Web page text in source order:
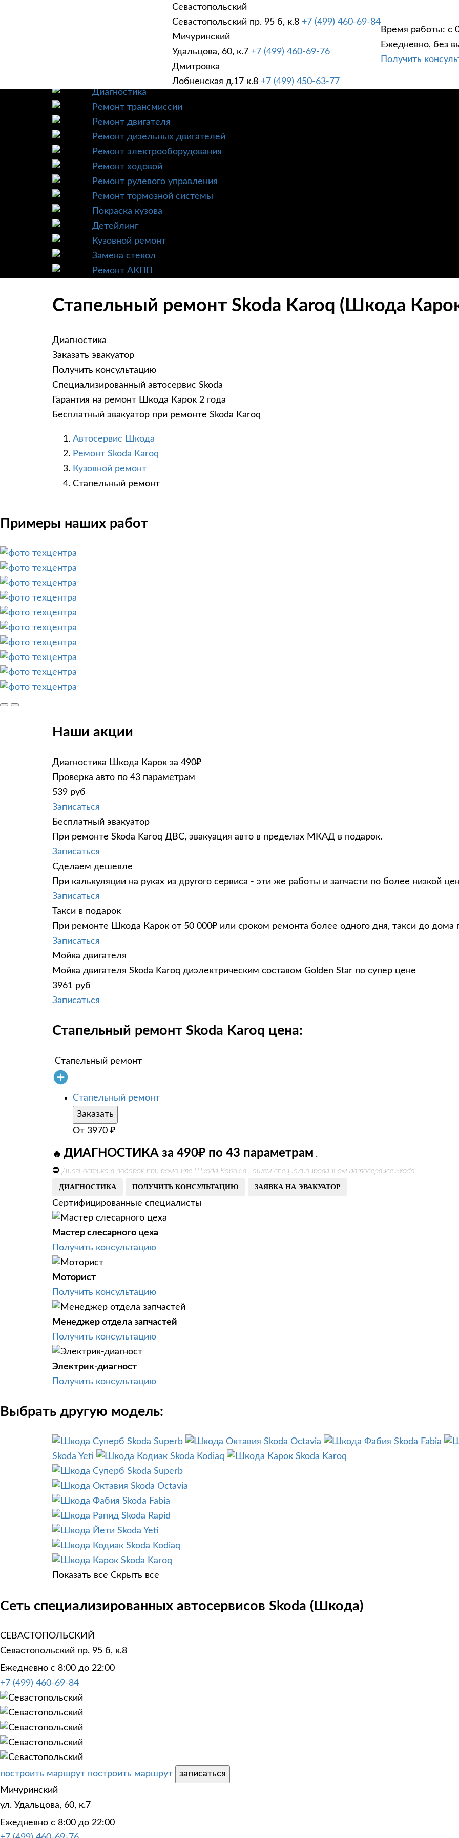
Севастопольский
Севастопольский пр. 95 б, к.8 +7 (499) 460-69-84
Мичуринский
Удальцова, 60, к.7 +7 (499) 460-69-76
Дмитровка
Лобненская д.17 к.8 +7 (499) 450-63-77
Время работы: с
Ежедневно, без
Получить
УСЛУГИ
Техническое обслуживание
Диагностика
Ремонт трансмиссии
Ремонт двигателя
Ремонт дизельных двигателей
Ремонт электрооборудования
Ремонт ходовой
Ремонт рулевого управления
Ремонт тормозной системы
Покраска кузова
Детейлинг
Кузовной ремонт
Замена стекол
Ремонт АКПП
Стапельный ремонт Skoda Karoq (Шкода
Диагностика
Заказать эвакуатор
Получить консультацию
Специализированный автосервис Skoda
Гарантия на ремонт Шкода Карок 2 года
Бесплатный эвакуатор при ремонте Skoda Karoq
Автосервис Шкода
Ремонт Skoda Karoq
Кузовной ремонт
Стапельный ремонт
Примеры наших работ
Наши акции
Диагностика Шкода Карок за 490₽
Проверка авто по 43 параметрам
539 руб
Записаться
Бесплатный эвакуатор
При ремонте Skoda Karoq ДВС, эвакуация авто в пределах МКАД в подарок.
Записаться
Сделаем дешевле
При калькуляции на руках из другого сервиса - эти же работы и запчасти по более низкой
Записаться
Такси в подарок
При ремонте Шкода Карок от 50 000₽ или сроком ремонта более одного дня, такси до дома
Записаться
Мойка двигателя
Мойка двигателя Skoda Karoq диэлектрическим составом Golden Star по супер цене
3961 руб
Записаться
Стапельный ремонт Skoda Karoq цена:
Стапельный ремонт
Стапельный ремонт
Заказать
От 3970 ₽
🔥 ДИАГНОСТИКА за 490₽ по 43 параметрам .
⛔ Диагностика в подарок при ремонте Шкода Карок в нашем специализированном автосервисе Skoda
ДИАГНОСТИКА ПОЛУЧИТЬ КОНСУЛЬТАЦИЮ ЗАЯВКА НА ЭВАКУАТОР
Сертифицированные специалисты
Мастер слесарного цеха
Получить консультацию
Моторист
Получить консультацию
Менеджер отдела запчастей
Получить консультацию
Электрик-диагност
Получить консультацию
Выбрать другую модель:
Skoda Superb Skoda Octavia
Skoda Fabia
Skoda Yeti
Skoda Kodiaq
Skoda Karoq
Skoda Superb
Skoda Octavia
Skoda Fabia
Skoda Rapid
Skoda Yeti
Skoda Kodiaq
Skoda Karoq
Показать все Скрыть все
Сеть специализированных автосервисов Skoda (Шкода)
СЕВАСТОПОЛЬСКИЙ
Севастопольский пр. 95 б, к.8
Ежедневно с 8:00 до 22:00
+7 (499) 460-69-84
построить маршрут построить маршрут
записаться
Мичуринский
ул. Удальцова, 60, к.7
Ежедневно с 8:00 до 22:00